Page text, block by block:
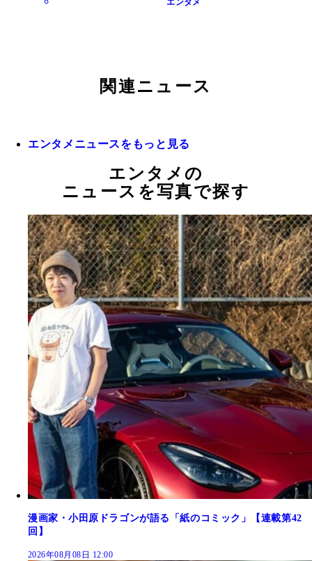
関連ニュース
エンタメニュースをもっと見る
エンタメの
ニュースを写真で探す
漫画家・小田原ドラゴンが語る「紙のコミック」【連載第42
回】
2026年08月08日 12:00